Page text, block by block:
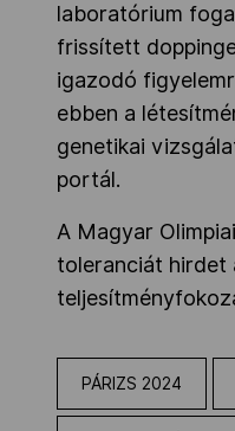
laboratórium
frissített
igazodó
ebben a
genetikai
portál.
A Magyar
toleranciát
PÁRIZS 2024